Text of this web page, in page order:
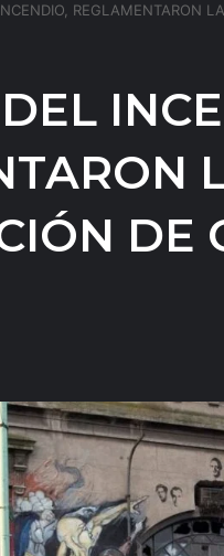
REGLAMENTARON
DE